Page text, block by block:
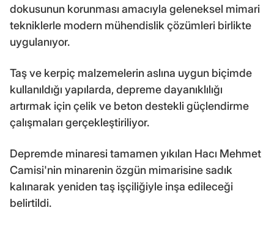
dokusunun korunması amacıyla geleneksel mimari
tekniklerle modern mühendislik çözümleri birlikte
uygulanıyor.
Taş ve kerpiç malzemelerin aslına uygun biçimde
kullanıldığı yapılarda, depreme dayanıklılığı
artırmak için çelik ve beton destekli güçlendirme
çalışmaları gerçekleştiriliyor.
Depremde minaresi tamamen yıkılan Hacı Mehmet
Camisi'nin minarenin özgün mimarisine sadık
kalınarak yeniden taş işçiliğiyle inşa edileceği
belirtildi.